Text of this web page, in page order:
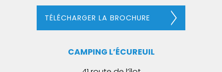
TÉLÉCHARGER LA BROCHURE
CAMPING L’ÉCUREUIL